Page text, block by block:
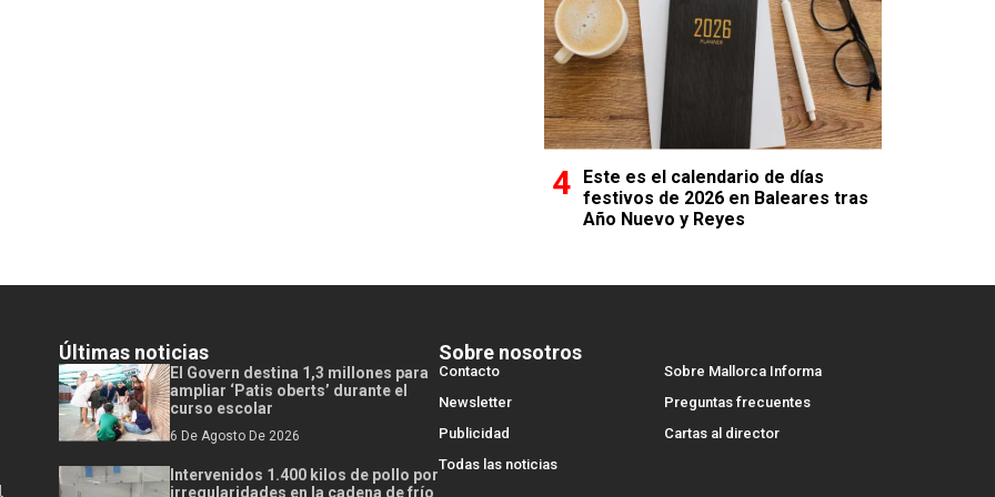
Este es el calendario de días
festivos de 2026 en Baleares tras
Año Nuevo y Reyes
Últimas noticias
El Govern destina 1,3 millones para
ampliar ‘Patis oberts’ durante el
curso escolar
6 De Agosto De 2026
Intervenidos 1.400 kilos de pollo por
irregularidades en la cadena de frío
Sobre nosotros
Contacto
Sobre Mallorca Informa
Newsletter
Preguntas frecuentes
Publicidad
Cartas al director
Todas las noticias